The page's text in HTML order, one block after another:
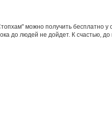
можно получить бесплатно у
до людей не дойдет. К счастью,